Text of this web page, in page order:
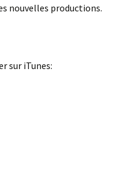
nouvelles productions.
sur iTunes: